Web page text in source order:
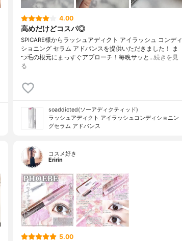
4.00
高めだけどコスパ◎
SPICARE様からラッシュアディクト アイラッシュ コンディ
ショニング セラム アドバンスを提供いただきました！ ま
つ毛の根元にまっすぐアプローチ！毎晩サッと…続きを見
る
soaddicted(ソーアディクティッド)
ラッシュアディクト アイラッシュコンディショニン
グセラム アドバンス
コスメ好き
Eririn
5.00